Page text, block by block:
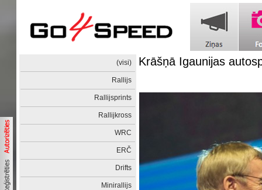
(visi)
Rallijs
Rallijsprints
Rallijkross
WRC
ERČ
Drifts
Minirallijs
Krāšņā Igaunijas